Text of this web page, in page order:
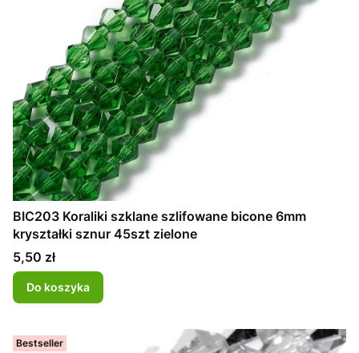
BIC203 Koraliki szklane szlifowane bicone 6mm
kryształki sznur 45szt zielone
Cena
5,50 zł
Do koszyka
Bestseller